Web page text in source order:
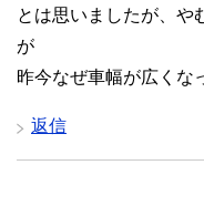
とは思いましたが、や
が
昨今なぜ車幅が広くな
返信